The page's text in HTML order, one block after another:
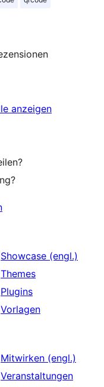
Rezensionen
anzeigen
Showcase (engl.)
Themes
Plugins
Vorlagen
Mitwirken (engl.)
Veranstaltungen